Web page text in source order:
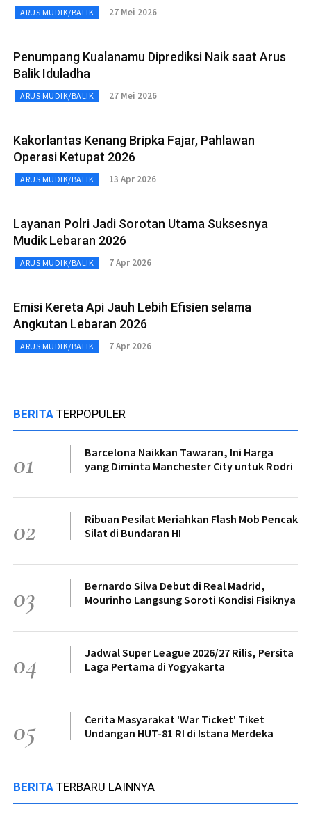
ARUS MUDIK/BALIK 27 Mei 2026
Penumpang Kualanamu Diprediksi Naik saat Arus
Balik Iduladha
ARUS MUDIK/BALIK 27 Mei 2026
Kakorlantas Kenang Bripka Fajar, Pahlawan
Operasi Ketupat 2026
ARUS MUDIK/BALIK 13 Apr 2026
Layanan Polri Jadi Sorotan Utama Suksesnya
Mudik Lebaran 2026
ARUS MUDIK/BALIK 7 Apr 2026
Emisi Kereta Api Jauh Lebih Efisien selama
Angkutan Lebaran 2026
ARUS MUDIK/BALIK 7 Apr 2026
BERITA TERPOPULER
01
Barcelona Naikkan Tawaran, Ini Harga
yang Diminta Manchester City untuk Rodri
02
Ribuan Pesilat Meriahkan Flash Mob Pencak
Silat di Bundaran HI
03
Bernardo Silva Debut di Real Madrid,
Mourinho Langsung Soroti Kondisi Fisiknya
04
Jadwal Super League 2026/27 Rilis, Persita
Laga Pertama di Yogyakarta
05
Cerita Masyarakat 'War Ticket' Tiket
Undangan HUT-81 RI di Istana Merdeka
BERITA TERBARU LAINNYA